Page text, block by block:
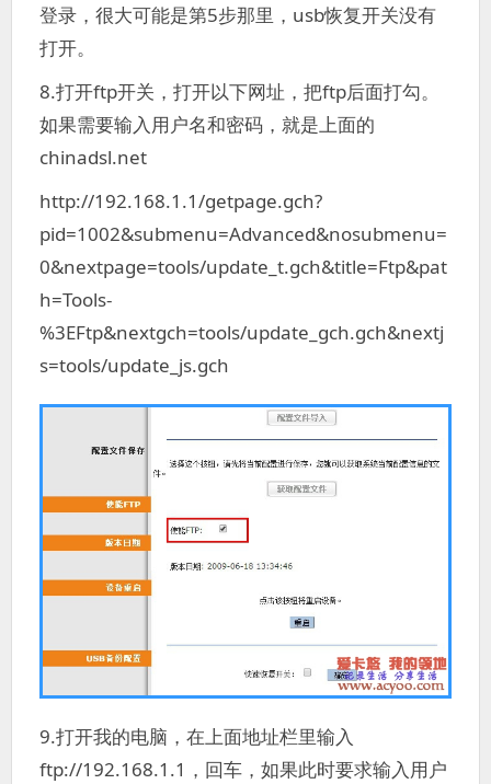
登录，很大可能是第5步那里，usb恢复开关没有
打开。
8.打开ftp开关，打开以下网址，把ftp后面打勾。
如果需要输入用户名和密码，就是上面的
chinadsl.net
http://192.168.1.1/getpage.gch?
pid=1002&submenu=Advanced&nosubmenu=
0&nextpage=tools/update_t.gch&title=Ftp&pat
h=Tools-
%3EFtp&nextgch=tools/update_gch.gch&nextj
s=tools/update_js.gch
9.打开我的电脑，在上面地址栏里输入
ftp://192.168.1.1，回车，如果此时要求输入用户